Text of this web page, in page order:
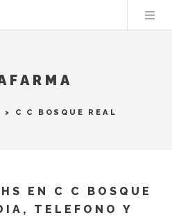
> C C BOSQUE REAL
EN C C BOSQUE
TELEFONO Y